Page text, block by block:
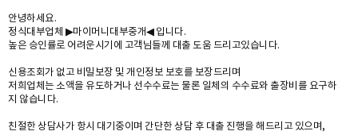
안녕하세요.
정식대부업체 ▶마이머니대부중개◀ 입니다.
높은 승인률로 어려운시기에 고객님들께 대출 도움 드리고있습니다.
신용조회가 없고 비밀보장 및 개인정보 보호를 보장드리며
저희업체는 소액을 유도하거나 선수수료는 물론 일체의 수수료와 출장비를 요구하
지 않습니다.
친절한 상담사가 항시 대기중이며 간단한 상담 후 대출 진행을 해드리고 있으며,